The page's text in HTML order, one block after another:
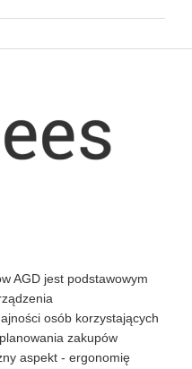
AGD jest podstawowym
osób korzystających
zakupów
aspekt - ergonomię